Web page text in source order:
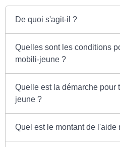
De quoi s'agit-il ?
Quelles sont les conditions
mobili-jeune ?
Quelle est la démarche pour
jeune ?
Quel est le montant de l'aide